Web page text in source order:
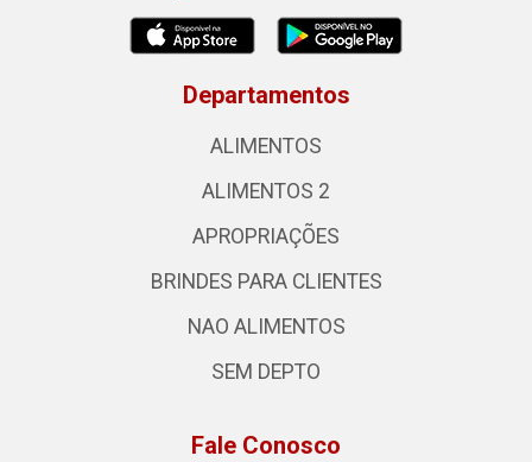
Departamentos
ALIMENTOS
ALIMENTOS 2
APROPRIAÇÕES
BRINDES PARA CLIENTES
NAO ALIMENTOS
SEM DEPTO
Fale Conosco